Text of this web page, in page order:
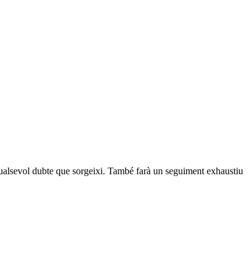
dubte que sorgeixi. També farà un seguiment exhaustiu